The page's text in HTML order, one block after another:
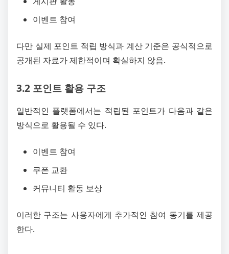
이벤트 참여
다만 실제 포인트 적립 방식과 계산 기준은 공식적으로
공개된 자료가 제한적이며 확실하지 않음.
3.2 포인트 활용 구조
일반적인 플랫폼에서는 적립된 포인트가 다음과 같은
방식으로 활용될 수 있다.
이벤트 참여
쿠폰 교환
커뮤니티 활동 보상
이러한 구조는 사용자에게 추가적인 참여 동기를 제공
한다.